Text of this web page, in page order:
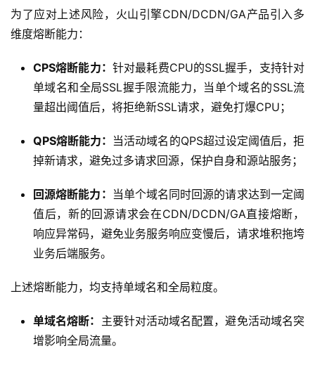
为了应对上述风险，火山引擎CDN/DCDN/GA产品引入多
维度熔断能力：
CPS熔断能力： 针对最耗费CPU的SSL握手，支持针对
单域名和全局SSL握手限流能力，当单个域名的SSL流
量超出阈值后，将拒绝新SSL请求，避免打爆CPU；
QPS熔断能力： 当活动域名的QPS超过设定阈值后，拒
掉新请求，避免过多请求回源，保护自身和源站服务；
回源熔断能力： 当单个域名同时回源的请求达到一定阈
值后，新的回源请求会在CDN/DCDN/GA直接熔断，
响应异常码，避免业务服务响应变慢后，请求堆积拖垮
业务后端服务。
上述熔断能力，均支持单域名和全局粒度。
单域名熔断： 主要针对活动域名配置，避免活动域名突
增影响全局流量。